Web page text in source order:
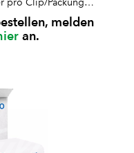
und EU Ecolabel
Spender W094417
melden
an.